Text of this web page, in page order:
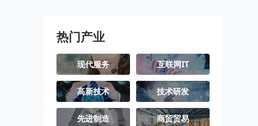
丰都县
忠县 开州区 云阳县
奉节县 巫山县 巫溪县
石柱土家族自
治县
秀山土家族苗
族自治县
酉阳土家族苗
族自治县
彭水苗族土家
江津区 合川区
热门产业
现代服务 互联网IT
高新技术 技术研发
先进制造 商贸贸易